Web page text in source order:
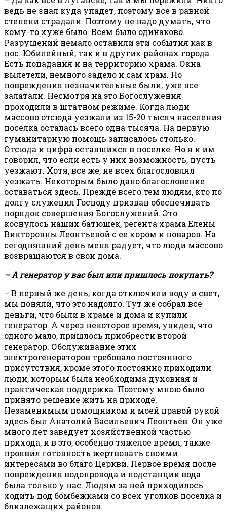
ведь не знал куда упадет, поэтому все в равной
степени страдали. Поэтому не надо думать, что
кому-то хуже было. Всем было одинаково.
Разрушений немало оставили эти события как в
пос. Юбилейный, так и в других районах города.
Есть попадания и на территорию храма. Окна
вылетели, немного задело и сам храм. Но
повреждения незначительные были, уже все
залатали. Несмотря на это Богослужения
проходили в штатном режиме. Когда люди
массово отсюда уезжали из 15-20 тысяч населения
поселка осталась всего одна тысяча. На первую
гуманитарную помощь записалось столько.
Отсюда и цифра оставшихся в поселке. Но я и им
говорил, что если есть у них возможность, пусть
уезжают. Хотя, все же, не всех благословлял
уезжать. Некоторым было дано благословение
оставаться здесь. Прежде всего тем людям, кто по
долгу служения Господу призван обеспечивать
порядок совершения Богослужений. Это
коснулось наших батюшек, регента храма Елены
Викторовны Леонтьевой с ее хором и поваров. На
сегодняшний день меня радует, что люди массово
возвращаются в свои дома.
– А генератор у вас был или пришлось покупать?
– В первый же день, когда отключили воду и свет,
мы поняли, что это надолго. Тут же собрал все
деньги, что были в храме и дома и купили
генератор. А через некоторое время, увидев, что
одного мало, пришлось приобрести второй
генератор. Обслуживание этих
электрогенераторов требовало постоянного
присутствия, кроме этого постоянно приходили
люди, которым была необходима духовная и
практическая поддержка. Поэтому мною было
принято решение жить на приходе.
Незаменимым помощником и моей правой рукой
здесь был Анатолий Васильевич Леонтьев. Он уже
много лет заведует хозяйственной частью
прихода, и в это, особенно тяжелое время, также
проявил готовность жертвовать своими
интересами во благо Церкви. Первое время после
повреждения водопровода и подстанции вода
была только у нас. Людям за ней приходилось
ходить под бомбежками со всех уголков поселка и
близлежащих районов.